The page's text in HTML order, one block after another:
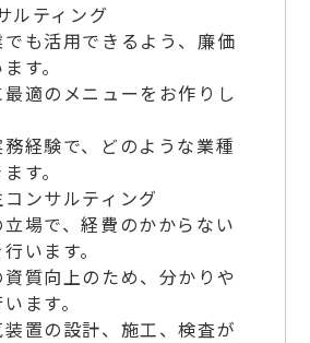
ルティング
も活用できるよう、廉価
す。
適のメニューをお作りし
経験で、どのような業種
す。
ンサルティング
場で、経費のかからない
います。
質向上のため、分かりや
ます。
置の設計、施工、検査が